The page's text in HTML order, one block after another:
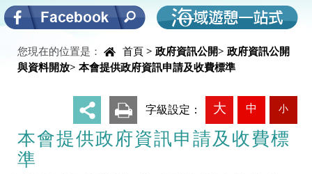
您現在的位置是： 首頁 > 政府資訊公開> 政府資訊公開
與資料開放> 本會提供政府資訊申請及收費標準
字級設定： 大 中 小
本會提供政府資訊申請及收費標
準
中央內容區塊